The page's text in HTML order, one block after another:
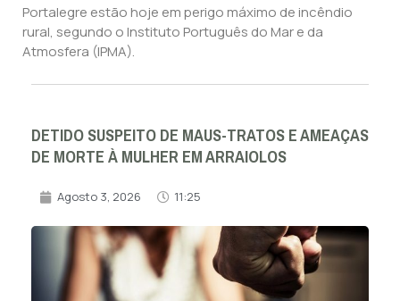
Portalegre estão hoje em perigo máximo de incêndio
rural, segundo o Instituto Português do Mar e da
Atmosfera (IPMA).
DETIDO SUSPEITO DE MAUS-TRATOS E AMEAÇAS
DE MORTE À MULHER EM ARRAIOLOS
Agosto 3, 2026 11:25